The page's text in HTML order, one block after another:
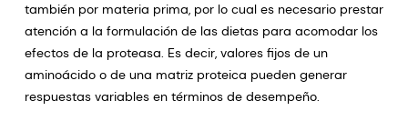
también por materia prima, por lo cual es necesario prestar
atención a la formulación de las dietas para acomodar los
efectos de la proteasa. Es decir, valores fijos de un
aminoácido o de una matriz proteica pueden generar
respuestas variables en términos de desempeño.